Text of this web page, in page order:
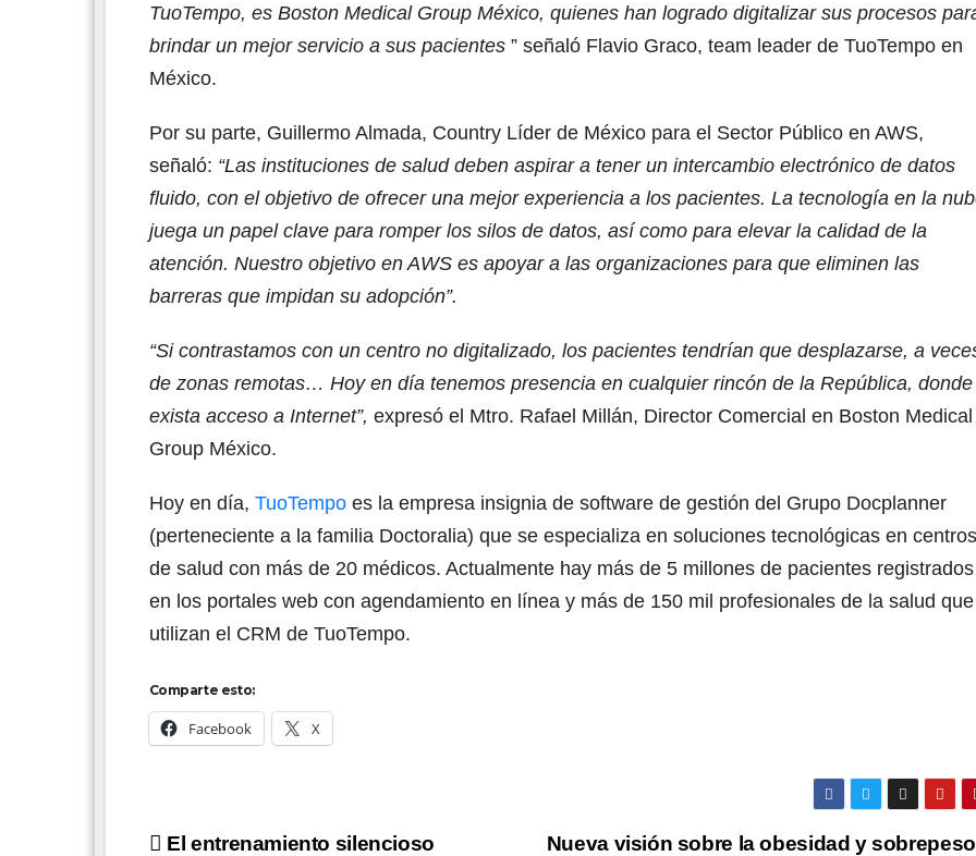
TuoTempo, es Boston Medical Group México, quienes han logrado digitalizar sus procesos
brindar un mejor servicio a sus pacientes ” señaló Flavio Graco, team leader de TuoTempo en
México.
Por su parte, Guillermo Almada, Country Líder de México para el Sector Público en AWS,
señaló: “Las instituciones de salud deben aspirar a tener un intercambio electrónico de datos
fluido, con el objetivo de ofrecer una mejor experiencia a los pacientes. La tecnología en la
juega un papel clave para romper los silos de datos, así como para elevar la calidad de la
atención. Nuestro objetivo en AWS es apoyar a las organizaciones para que eliminen las
barreras que impidan su adopción”.
“Si contrastamos con un centro no digitalizado, los pacientes tendrían que desplazarse, a
de zonas remotas… Hoy en día tenemos presencia en cualquier rincón de la República, donde
exista acceso a Internet”, expresó el Mtro. Rafael Millán, Director Comercial en Boston Medical
Group México.
Hoy en día, TuoTempo es la empresa insignia de software de gestión del Grupo Docplanner
(perteneciente a la familia Doctoralia) que se especializa en soluciones tecnológicas en centros
de salud con más de 20 médicos. Actualmente hay más de 5 millones de pacientes registrados
en los portales web con agendamiento en línea y más de 150 mil profesionales de la salud que
utilizan el CRM de TuoTempo.
Comparte esto:
Facebook X
Navegación
Nueva visión sobre la obesidad y
El entrenamiento silencioso